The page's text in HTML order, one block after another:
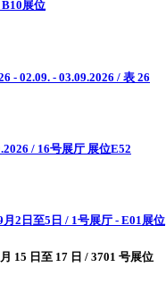
B10展位
- 02.09. - 03.09.2026 / 表 26
/ 16号展厅 展位E52
2日至5日 / 1号展厅 - E01展位
15 日至 17 日 / 3701 号展位